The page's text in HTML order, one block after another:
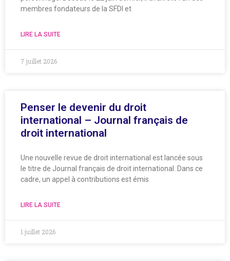
membres fondateurs de la SFDI et
LIRE LA SUITE
7 juillet 2026
Penser le devenir du droit
international – Journal français de
droit international
Une nouvelle revue de droit international est lancée sous
le titre de Journal français de droit international. Dans ce
cadre, un appel à contributions est émis
LIRE LA SUITE
1 juillet 2026